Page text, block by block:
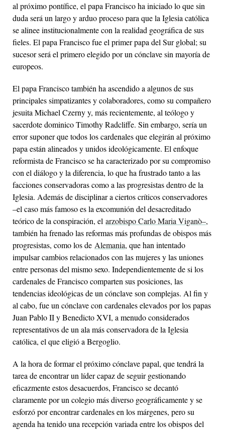
al próximo pontífice, el papa Francisco ha iniciado lo que sin
duda será un largo y arduo proceso para que la Iglesia católica
se alinee institucionalmente con la realidad geográfica de sus
fieles. El papa Francisco fue el primer papa del Sur global; su
sucesor será el primero elegido por un cónclave sin mayoría de
europeos.
El papa Francisco también ha ascendido a algunos de sus
principales simpatizantes y colaboradores, como su compañero
jesuita Michael Czerny y, más recientemente, al teólogo y
sacerdote dominico Timothy Radcliffe. Sin embargo, sería un
error suponer que todos los cardenales que elegirán al próximo
papa están alineados y unidos ideológicamente. El enfoque
reformista de Francisco se ha caracterizado por su compromiso
con el diálogo y la diferencia, lo que ha frustrado tanto a las
facciones conservadoras como a las progresistas dentro de la
Iglesia. Además de disciplinar a ciertos críticos conservadores
–el caso más famoso es la excomunión del desacreditado
teórico de la conspiración, el arzobispo Carlo Maria Viganò–,
también ha frenado las reformas más profundas de obispos más
progresistas, como los de Alemania, que han intentado
impulsar cambios relacionados con las mujeres y las uniones
entre personas del mismo sexo. Independientemente de si los
cardenales de Francisco comparten sus posiciones, las
tendencias ideológicas de un cónclave son complejas. Al fin y
al cabo, fue un cónclave con cardenales elevados por los papas
Juan Pablo II y Benedicto XVI, a menudo considerados
representativos de un ala más conservadora de la Iglesia
católica, el que eligió a Bergoglio.
A la hora de formar el próximo cónclave papal, que tendrá la
tarea de encontrar un líder capaz de seguir gestionando
eficazmente estos desacuerdos, Francisco se decantó
claramente por un colegio más diverso geográficamente y se
esforzó por encontrar cardenales en los márgenes, pero su
agenda ha tenido una recepción variada entre los obispos del